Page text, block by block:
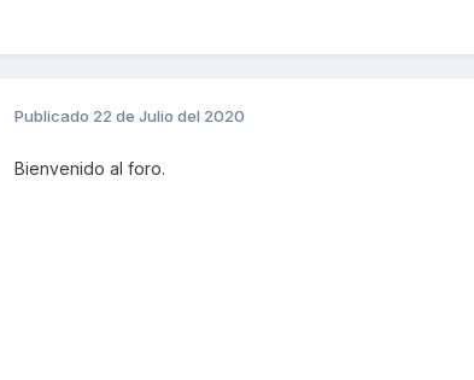
Publicado 22 de Julio del 2020
Bienvenido al foro.